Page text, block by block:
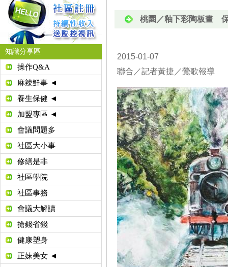
知識分享區
操作Q&A
麻辣鮮事 ◄
養生保健 ◄
加盟專區 ◄
會議問題多
社區大小事
修繕是非
社區學院
社區事務
會議大解讀
搶錢省錢
健康塑身
正妹美女 ◄
桃園／釉下彩陶板畫
2015-01-07
聯合／記者黃捷／鶯歌報導